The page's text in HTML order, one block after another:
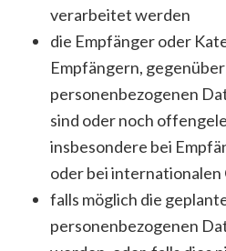
verarbeitet werden
die Empfänger oder
Empfängern,
personenbezogenen
sind oder noch
insbesondere bei
oder bei
falls möglich die
personenbezogenen